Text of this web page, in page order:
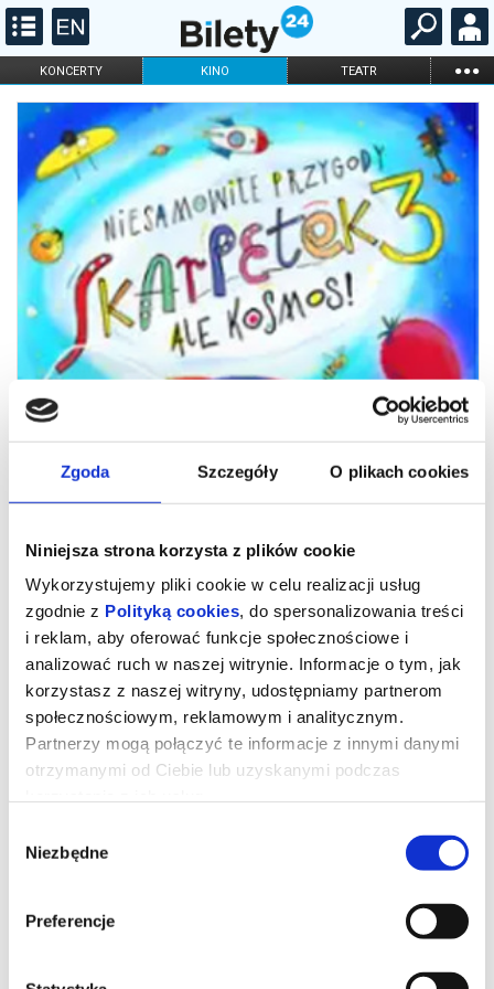
Zgoda Szczegóły O plikach cookies
Niniejsza strona korzysta z plików cookie
Wykorzystujemy pliki cookie w celu realizacji usług
zgodnie z Polityką cookies, do spersonalizowania treści
i reklam, aby oferować funkcje społecznościowe i
analizować ruch w naszej witrynie. Informacje o tym, jak
korzystasz z naszej witryny, udostępniamy partnerom
społecznościowym, reklamowym i analitycznym.
Partnerzy mogą połączyć te informacje z innymi danymi
otrzymanymi od Ciebie lub uzyskanymi podczas
zgody
Niezbędne
Preferencje
KONCERTY KINO TEATR ...
FILHARMONIA OPERA I BALET
STAND-UP
DLA DZIECI
ONLINE KARNETY
SKARPETEK 3. ALE KOSMOS!
Czy skarpetka może zostać przebiegłym szeryfem, genialnym
detektywem lub… międzygalaktycznym podróżnikiem?
pojedynków w samo południe, przez wybiegi mody, aż po rakiety